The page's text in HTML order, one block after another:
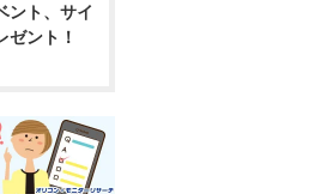
ント、サイ
ゼント！